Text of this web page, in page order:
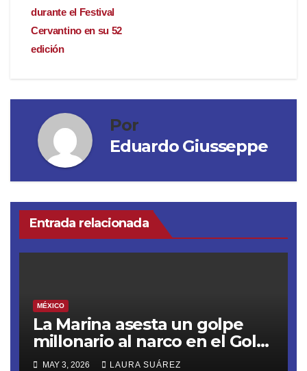
durante el Festival
Cervantino en su 52
edición
Por
Eduardo Giusseppe
Entrada relacionada
MÉXICO
La Marina asesta un golpe
millonario al narco en el Golfo
de Tehuantepec
MAY 3, 2026 LAURA SUÁREZ